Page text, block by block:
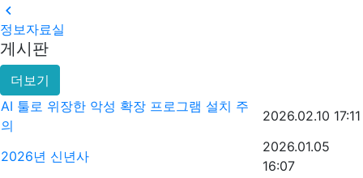

정보자료실
게시판
더보기
AI 툴로 위장한 악성 확장 프로그램 설치 주
의
2026.02.10 17:11
2026년 신년사
2026.01.05
16:07